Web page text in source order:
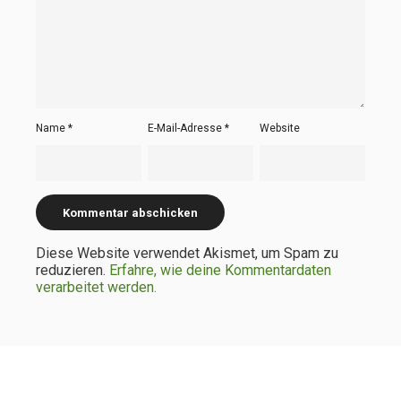
Name * E-Mail-Adresse* Website
Diese Website verwendet Akismet, um Spam zu
reduzieren. Erfahre, wie deine Kommentardaten
verarbeitet werden.